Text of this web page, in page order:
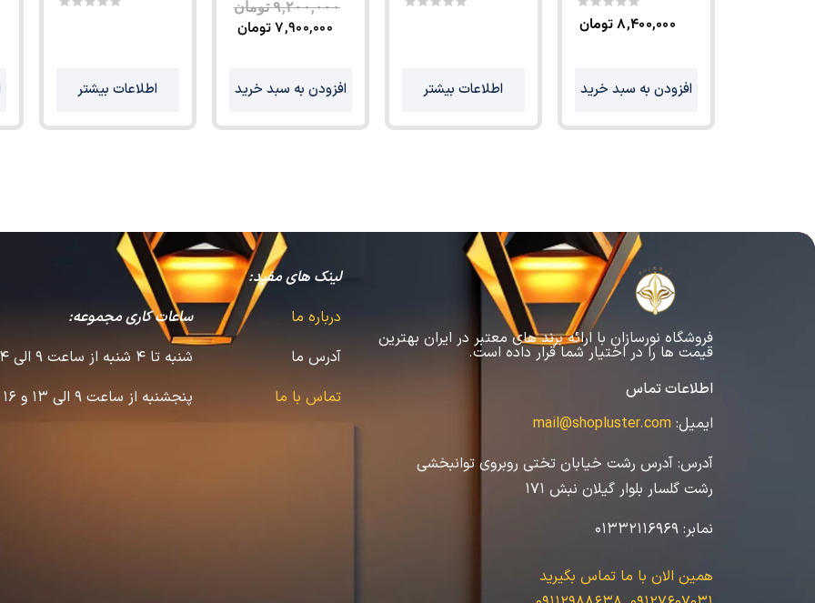
اطلاعات بیشتر
0
out
of
۹,۲۰۰,۰۰۰ تومان
۷,۹۰۰,۰۰۰تومان
افزودن به سبد خرید اطلاعات بیشتر
0
۸,۴۰۰,۰۰۰تومان
افزودن به سبد خرید
فروشگاه نورسازان با ارائه برند های معتبر در ایران بهترین
قیمت ها را در اختیار شما قرار داده است.
اطلاعات تماس
ایمیل: mail@shopluster.com
آدرس: آدرس رشت خیابان تختی روبروی توانبخشی
رشت گلسار بلوار گیلان نبش 171
نمابر:
همین الان با ما تماس بگیرید
لینک های مفید:
درباره ما
آدرس ما
تماس با ما
ساعات کاری مجموعه:
شنبه تا 4 شنبه از ساعت 9 الی 14 و 16 الی 22
پنجشنبه از ساعت 9 الی 13 و 16 الی 20